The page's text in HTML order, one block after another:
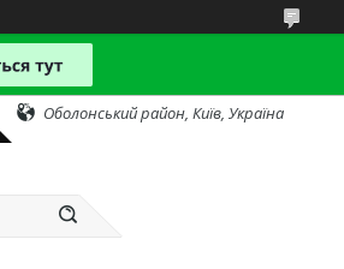
Оболонський район, Київ, Україна